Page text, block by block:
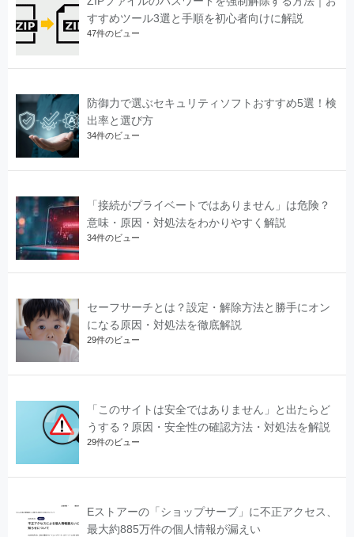
すすめツール3選と手順を初心者向けに解説
47件のビュー
防御力で選ぶセキュリティソフトおすすめ5選！検
出率と選び方
34件のビュー
「接続がプライベートではありません」は危険？
意味・原因・対処法をわかりやすく解説
34件のビュー
セーフサーチとは？設定・解除方法と勝手にオン
になる原因・対処法を徹底解説
29件のビュー
「このサイトは安全ではありません」と出たらど
うする？原因・安全性の確認方法・対処法を解説
29件のビュー
Eストアーの「ショップサーブ」に不正アクセス、
最大約885万件の個人情報が漏えい